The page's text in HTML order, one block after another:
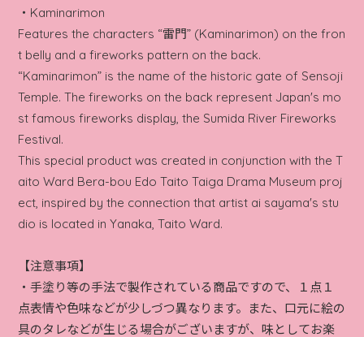
・Kaminarimon
Features the characters “雷門” (Kaminarimon) on the fron
t belly and a fireworks pattern on the back.
“Kaminarimon” is the name of the historic gate of Sensoji
Temple. The fireworks on the back represent Japan's mo
st famous fireworks display, the Sumida River Fireworks
Festival.
This special product was created in conjunction with the T
aito Ward Bera-bou Edo Taito Taiga Drama Museum proj
ect, inspired by the connection that artist ai sayama's stu
dio is located in Yanaka, Taito Ward.
【注意事項】
・手塗り等の手法で製作されている商品ですので、１点１
点表情や色味などが少しづつ異なります。また、口元に絵の
具のタレなどが生じる場合がございますが、味としてお楽